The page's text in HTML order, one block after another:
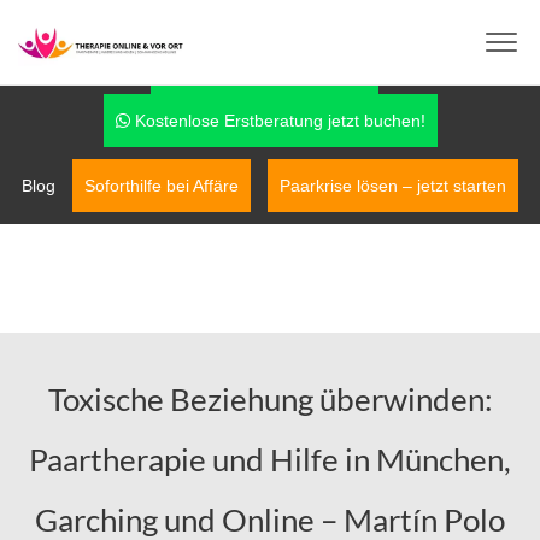
Kostenlose Erstberatung jetzt buchen!
Blog Soforthilfe bei Affäre Paarkrise lösen – jetzt starten
Toxische Beziehung überwinden:
Paartherapie und Hilfe in München,
Garching und Online – Martín Polo